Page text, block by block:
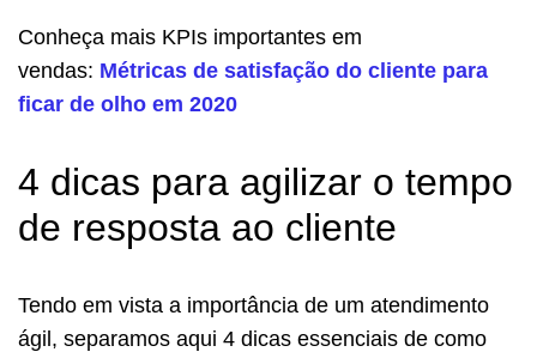
Conheça mais KPIs importantes em
vendas: Métricas de satisfação do cliente para
ficar de olho em 2020
4 dicas para agilizar o tempo
de resposta ao cliente
Tendo em vista a importância de um atendimento
ágil, separamos aqui 4 dicas essenciais de como